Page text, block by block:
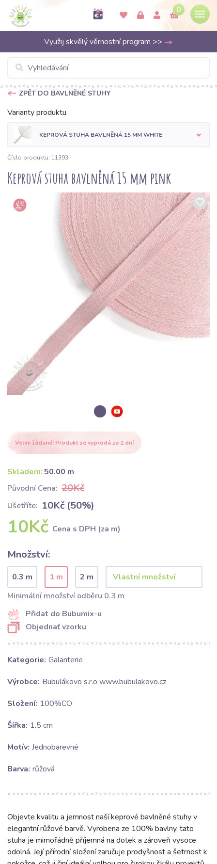
0
Využij skvělý věrnostní program >>
ZPĚT DO BAVLNĚNÉ STUHY
Varianty produktu
KEPROVÁ STUHA BAVLNĚNÁ 15 MM WHITE
Číslo produktu: 11393
Keprová stuha bavlněná 15 mm pink
Velmi žádané! Produkt se vyprodá za 2 dní
Skladem: 50.00 m
Původní Cena: 20Kč
Ušetříte: 10Kč (50%)
10Kč Cena s DPH (za m)
Množství:
0.3 m 1 m
2 m
Minimální množství odběru 0.3 m
Přidat do Bubumix-u
Objednať vzorku
Kategorie: Galanterie
Výrobce: Bubulákovo s.r.o www.bubulakovo.cz
Složení: 100%CO
Šířka: 1.5 cm
Motív: Jednobarevné
Barva: růžová
Objevte kvalitu a jemnost naší keprové bavlněné stuhy v
elegantní růžové barvě. Vyrobena ze 100% bavlny, tato
stuha je mimořádně příjemná na dotek a zároveň vysoce
odolná. Její přírodní složení zaručuje prodyšnost a šetrnost k